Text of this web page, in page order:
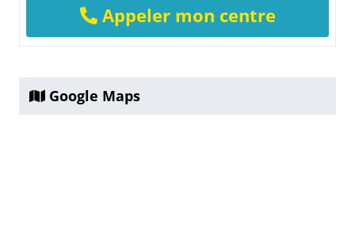
Appeler mon centre
Google Maps